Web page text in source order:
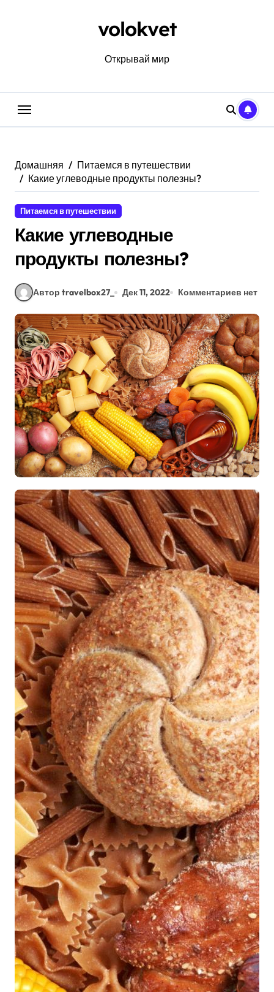
volokvet
Открывай мир
Домашняя
Питаемся в путешествии
Какие углеводные продукты полезны?
Питаемся в путешествии
Какие углеводные
продукты полезны?
Автор travelbox27_ Дек 11, 2022 Комментариев нет